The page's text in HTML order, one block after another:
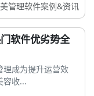
管理软件案例&资讯
软件优劣势全
理成为提升运营效
容收...